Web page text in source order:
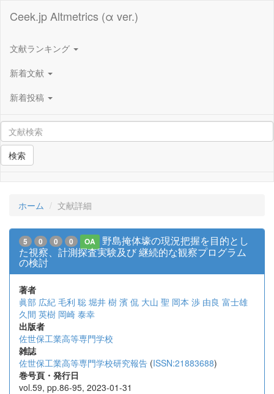
Ceek.jp Altmetrics (α ver.)
文献ランキング
新着文献
新着投稿
検索
ホーム 文献詳細
5 0 0 0 OA
野島掩体壕の現況把握を目的とし
た視察、計測探査実験及び 継続的な観察プログラム
の検討
著者
眞部 広紀 毛利 聡 堀井 樹 濱 侃 大山 聖 岡本 渉 由良 富士雄
久間 英樹 岡崎 泰幸
出版者
佐世保工業高等専門学校
雑誌
佐世保工業高等専門学校研究報告 (ISSN:21883688)
巻号頁・発行日
vol.59, pp.86-95, 2023-01-31